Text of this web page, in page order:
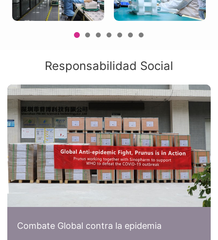
Responsabilidad Social
Combate Global contra la epidemia